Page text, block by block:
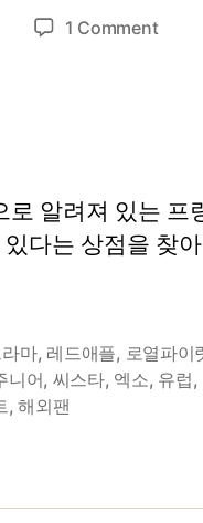
1 Commenton
라
운
리
케
알려져 있는 프
다는 상점을 찾
라마, 레드애플, 로열파이
니어, 씨스타, 엑소, 유럽,
,해외팬